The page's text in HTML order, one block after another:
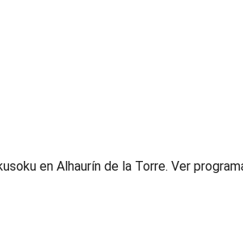
en Alhaurín de la Torre. Ver